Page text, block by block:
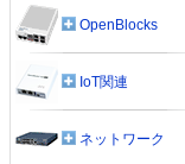
OpenBlocks
IoT関連
ネットワーク